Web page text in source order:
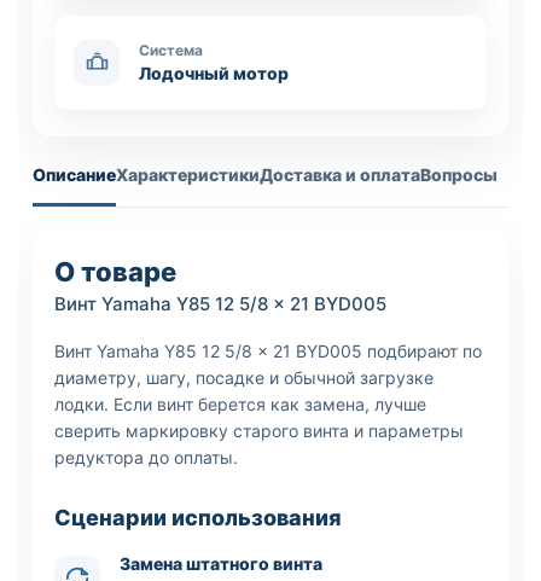
Система
Лодочный мотор
ОписаниеХарактеристикиДоставка и оплатаВопросы
О товаре
Винт Yamaha Y85 12 5/8 x 21 BYD005
Винт Yamaha Y85 12 5/8 x 21 BYD005 подбирают по
диаметру, шагу, посадке и обычной загрузке
лодки. Если винт берется как замена, лучше
сверить маркировку старого винта и параметры
редуктора до оплаты.
Сценарии использования
Замена штатного винта